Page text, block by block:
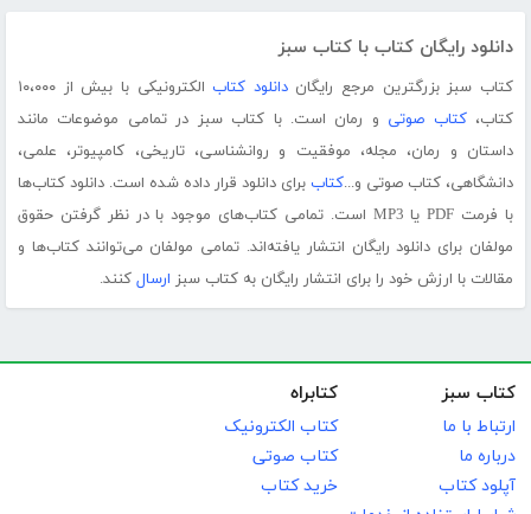
دانلود رایگان کتاب با کتاب سبز
کتاب سبز بزرگترین مرجع رایگاندانلود کتاب
الکترونیکی با بیش از ۱۰،۰۰۰
کتاب،کتاب صوتی و رمان است. با کتاب سبز در تمامی موضوعات مانند
داستان و رمان، مجله، موفقیت و روانشناسی، تاریخی، کامپیوتر، علمی،
دانشگاهی، کتاب صوتی و...کتاب برای دانلود قرار داده شده است. دانلود کتاب‌ها
با فرمت PDF یا MP3 است. تمامی کتاب‌های موجود با در نظر گرفتن حقوق
مولفان برای دانلود رایگان انتشار یافته‌اند. تمامی مولفان می‌توانند کتاب‌ها و
مقالات با ارزش خود را برای انتشار رایگان به کتاب سبز ارسال کنند.
کتاب سبز
ارتباط با ما
درباره ما
آپلود کتاب
کتابراه
کتاب الکترونیک
کتاب صوتی
خرید کتاب